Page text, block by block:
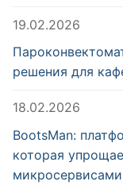
19.02.2026
решения для
18.02.2026
BootsMan:
которая
микросервисами